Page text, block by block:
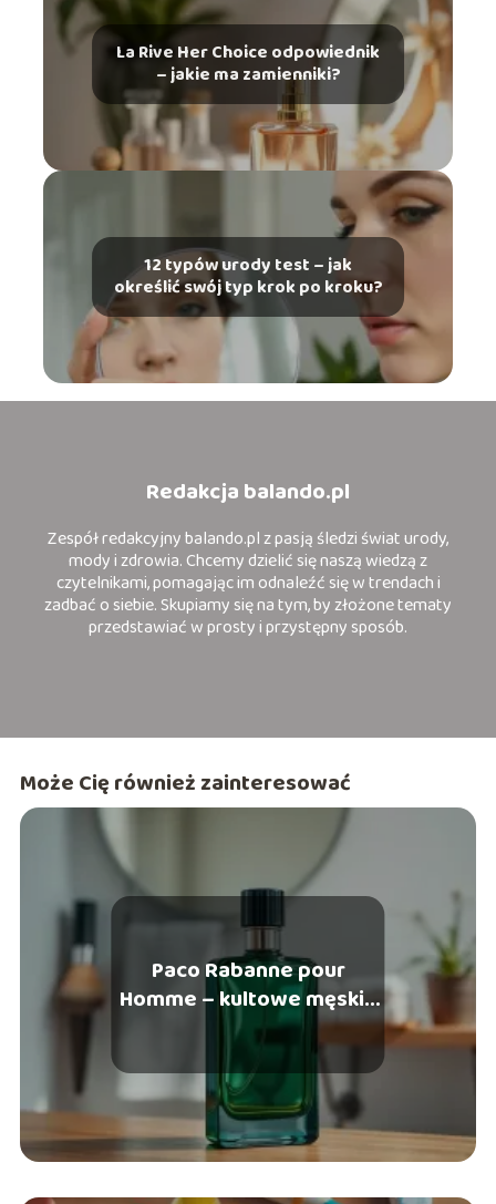
La Rive Her Choice odpowiednik
– jakie ma zamienniki?
12 typów urody test – jak
określić swój typ krok po kroku?
Redakcja balando.pl
Zespół redakcyjny balando.pl z pasją śledzi świat urody,
mody i zdrowia. Chcemy dzielić się naszą wiedzą z
czytelnikami, pomagając im odnaleźć się w trendach i
zadbać o siebie. Skupiamy się na tym, by złożone tematy
przedstawiać w prosty i przystępny sposób.
Może Cię również zainteresować
Paco Rabanne pour
Homme – kultowe męskie
perfumy, opinie